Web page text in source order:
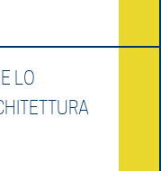
LO